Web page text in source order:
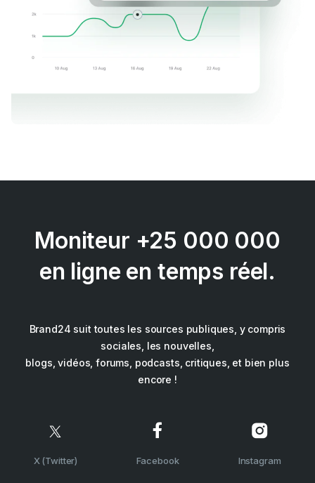
Moniteur +25 000 000
en ligne en temps réel.
Brand24 suit toutes les sources publiques, y compris
sociales, les nouvelles,
blogs, vidéos, forums, podcasts, critiques, et bien plus
encore !
X (Twitter) Facebook Instagram